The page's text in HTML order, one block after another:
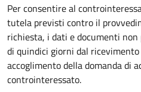
Per consentire al
tutela previsti contro il
richiesta, i dati e documenti
di quindici giorni dal
accoglimento della domanda di
controinteressato.